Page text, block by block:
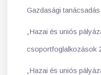
Gazdasági
„Hazai és uniós
csoportfoglalkozások
„Hazai és uniós